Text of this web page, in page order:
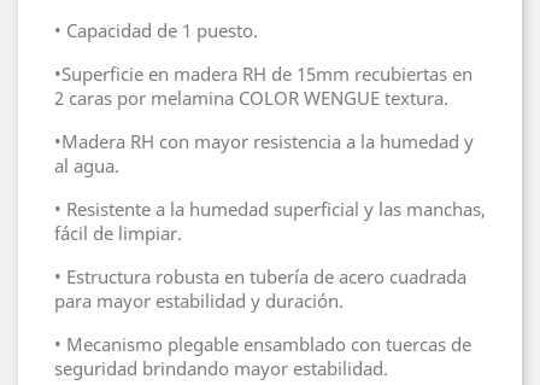
• Capacidad de 1 puesto.
•Superficie en madera RH de 15mm recubiertas en
2 caras por melamina COLOR WENGUE textura.
•Madera RH con mayor resistencia a la humedad y
al agua.
• Resistente a la humedad superficial y las manchas,
fácil de limpiar.
• Estructura robusta en tubería de acero cuadrada
para mayor estabilidad y duración.
• Mecanismo plegable ensamblado con tuercas de
seguridad brindando mayor estabilidad.